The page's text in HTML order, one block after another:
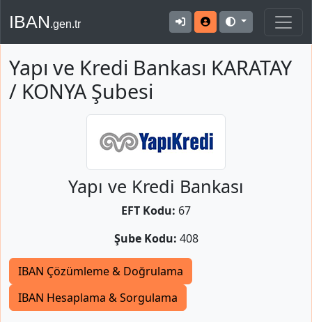
IBAN.gen.tr
Yapı ve Kredi Bankası KARATAY
/ KONYA Şubesi
Yapı ve Kredi Bankası
EFT Kodu: 67
Şube Kodu: 408
IBAN Çözümleme & Doğrulama
IBAN Hesaplama & Sorgulama